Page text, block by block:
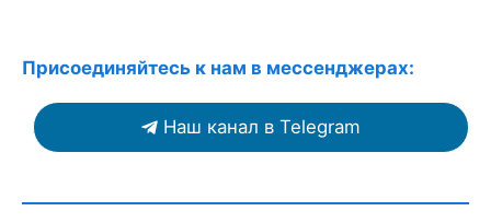
Присоединяйтесь к нам в мессенджерах:
Наш канал в Telegram